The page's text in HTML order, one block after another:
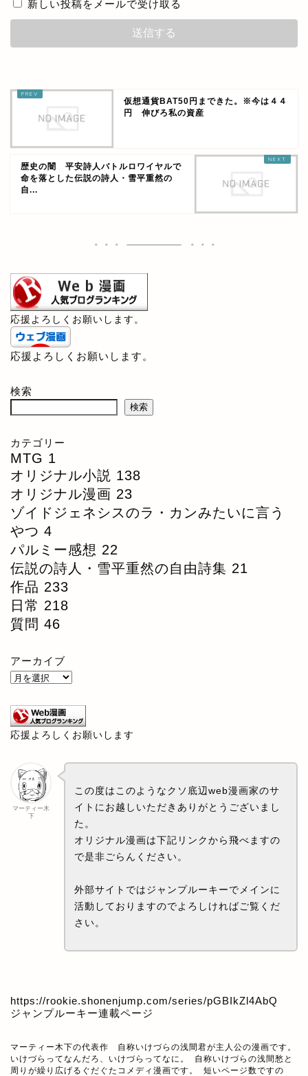
新しい投稿をメールで受け取る
仮想通貨BAT50円まできた。※今は４４
円 伸びろ私の資産
歴史の闇 平安詩人バトルロワイヤルで
命を落とした伝説の詩人・雪平重然の
自...
応援よろしくお願いします。
応援よろしくお願いします。
検索
検索
カテゴリー
MTG 1
オリジナル小説 138
オリジナル漫画 23
ゾイドジェネシスのラ・カンみたいに言う
やつ 4
パルミー感想 22
伝説の詩人・雪平重然の自由詩集 21
作品 233
日常 218
質問 46
アーカイブ
応援よろしくお願いします
マーティー木
下
この度はこのようなクソ底辺web漫画家のサ
イトにお越しいただきありがとうございまし
た。
オリジナル漫画は下記リンクから飛べますの
で是非ごらんください。
外部サイトではジャンプルーキーでメインに
活動しておりますのでよろしければご覧くだ
さい。
https://rookie.shonenjump.com/series/pGBIkZl4AbQ
ジャンプルーキー連載ページ
マーティー木下の代表作　自称いけづらの浅間君が主人公の漫画です。
いけづらってなんだろ、いけづらってなに。 自称いけづらの浅間愁と
周りが繰り広げるぐだぐたコメディ漫画です。 短いページ数ですの